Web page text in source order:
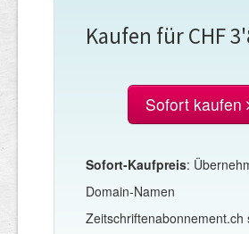
Kaufen für CHF
Sofort kaufen
Sofort-Kaufpreis:
Domain-Namen
Zeitschriftenabonnement.ch